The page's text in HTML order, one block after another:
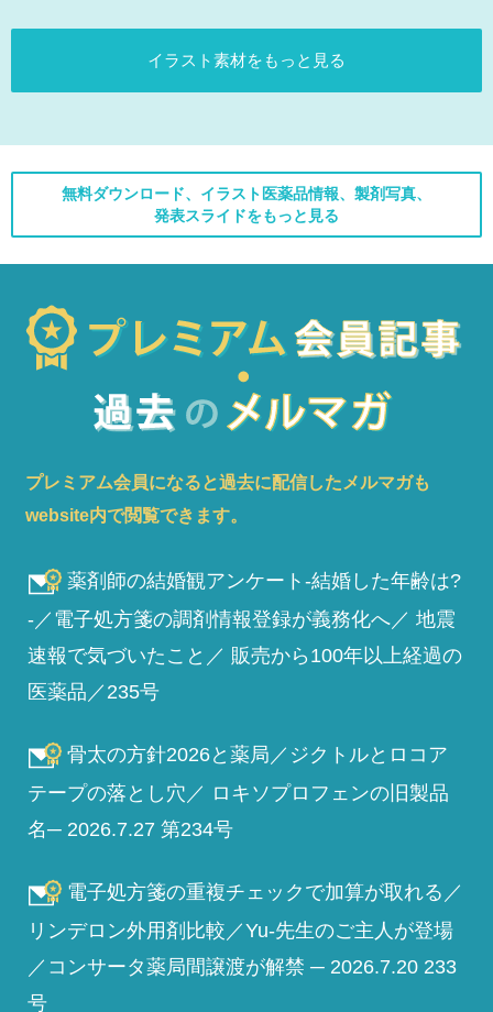
イラスト素材をもっと見る
無料ダウンロード、イラスト医薬品情報、製剤写真、
発表スライドをもっと見る
プレミアム会員になると過去に配信したメルマガも
website内で閲覧できます。
薬剤師の結婚観アンケート-結婚した年齢は?
-／電子処方箋の調剤情報登録が義務化へ／ 地震
速報で気づいたこと／ 販売から100年以上経過の
医薬品／235号
骨太の方針2026と薬局／ジクトルとロコア
テープの落とし穴／ ロキソプロフェンの旧製品
名─ 2026.7.27 第234号
電子処方箋の重複チェックで加算が取れる／
リンデロン外用剤比較／Yu-先生のご主人が登場
／コンサータ薬局間譲渡が解禁 ─ 2026.7.20 233
号